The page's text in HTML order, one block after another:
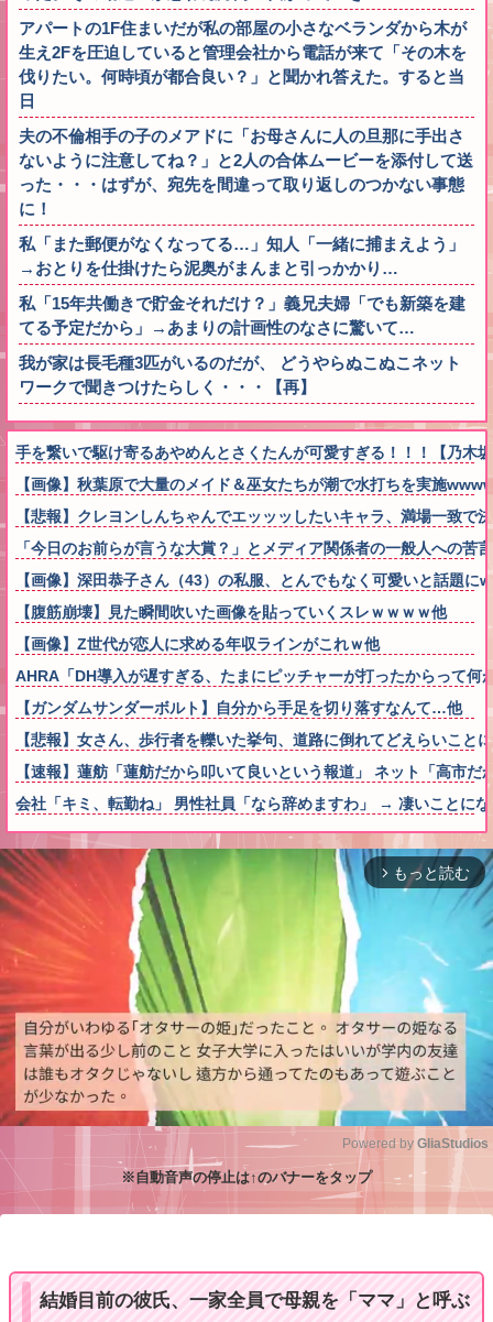
アパートの1F住まいだが私の部屋の小さなベランダから木が
生え2Fを圧迫していると管理会社から電話が来て「その木を
伐りたい。何時頃が都合良い？」と聞かれ答えた。すると当
日
夫の不倫相手の子のメアドに「お母さんに人の旦那に手出さ
ないように注意してね？」と2人の合体ムービーを添付して送
った・・・はずが、宛先を間違って取り返しのつかない事態
に！
私「また郵便がなくなってる…」知人「一緒に捕まえよう」
→おとりを仕掛けたら泥奥がまんまと引っかかり…
私「15年共働きで貯金それだけ？」義兄夫婦「でも新築を建
てる予定だから」→あまりの計画性のなさに驚いて…
我が家は長毛種3匹がいるのだが、 どうやらぬこぬこネット
ワークで聞きつけたらしく・・・【再】
手を繋いで駆け寄るあやめんとさくたんが可愛すぎる！！！【乃木
【画像】秋葉原で大量のメイド＆巫女たちが潮で水打ちを実施
【悲報】クレヨンしんちゃんでエッッッしたいキャラ、満場一致で
「今日のお前らが言うな大賞？」とメディア関係者の一般人への
【画像】深田恭子さん（43）の私服、とんでもなく可愛いと話題に
【腹筋崩壊】見た瞬間吹いた画像を貼っていくスレｗｗｗｗ他
【画像】Z世代が恋人に求める年収ラインがこれｗ他
AHRA「DH導入が遅すぎる、たまにピッチャーが打ったからって何
【ガンダムサンダーボルト】自分から手足を切り落すなんて…他
【悲報】女さん、歩行者を轢いた挙句、道路に倒れてどえらいこ
【速報】蓮舫「蓮舫だから叩いて良いという報道」 ネット「高市
会社「キミ、転勤ね」 男性社員「なら辞めますわ」 → 凄いことに
arrow_forward_ios もっと読む
Powered by GliaStudios
※自動音声の停止は↑のバナーをタップ
結婚目前の彼氏、一家全員で母親を「ママ」と呼ぶ